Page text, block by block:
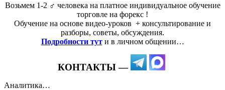
Возьмем 1-2 ‍♂️ человека на платное индивидуальное обучение
торговле на форекс !
Обучение на основе видео-уроков ️ + консультирование и
разборы, советы, обсуждения.
Подробности тут и в личном общении…
КОНТАКТЫ —
Аналитика…